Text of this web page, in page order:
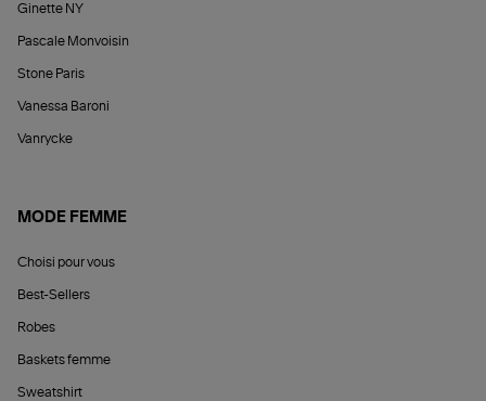
Ginette NY
Pascale Monvoisin
Stone Paris
Vanessa Baroni
Vanrycke
MODE FEMME
Choisi pour vous
Best-Sellers
Robes
Baskets femme
Sweatshirt